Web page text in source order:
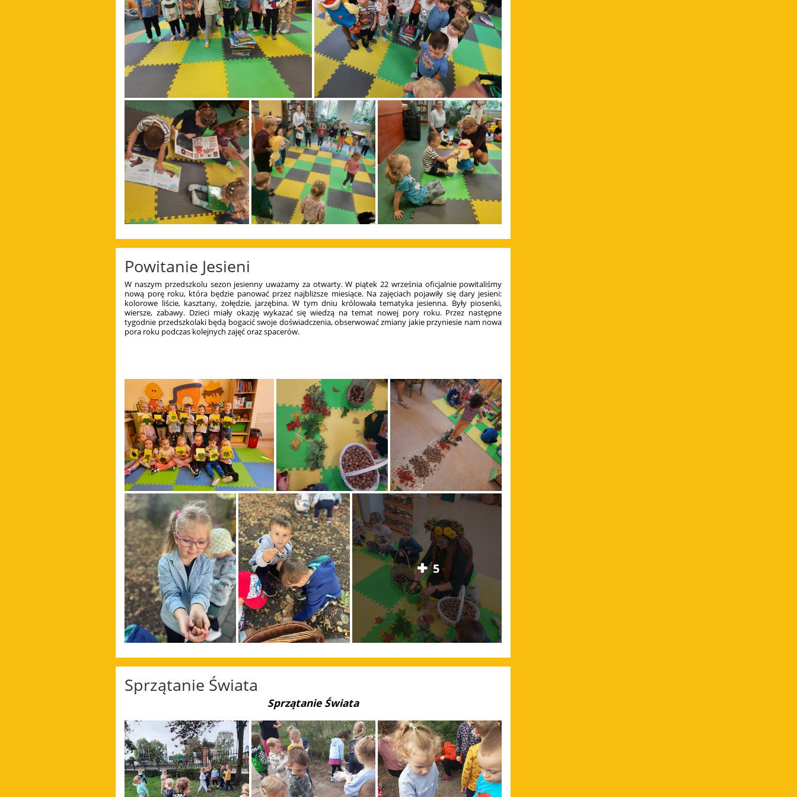
Powitanie Jesieni
​​​W naszym przedszkolu sezon jesienny uważamy za otwarty. W piątek 22 września oficjalnie powitaliśmy
nową porę roku, która będzie panować przez najbliższe miesiące. Na zajęciach pojawiły się dary jesieni:
kolorowe liście, kasztany, żołędzie, jarzębina. W tym dniu królowała tematyka jesienna. Były piosenki,
wiersze, zabawy. Dzieci miały okazję wykazać się wiedzą na temat nowej pory roku. Przez następne
tygodnie przedszkolaki będą bogacić swoje doświadczenia, obserwować zmiany jakie przyniesie nam nowa
pora roku podczas kolejnych zajęć oraz spacerów.
5
Sprzątanie Świata
Sprzątanie Świata